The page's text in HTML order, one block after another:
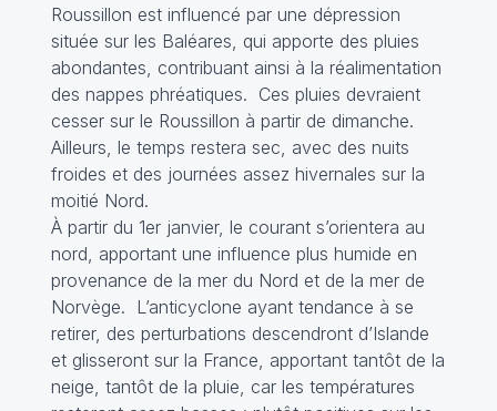
Roussillon est influencé par une dépression
située sur les Baléares, qui apporte des pluies
abondantes, contribuant ainsi à la réalimentation
des nappes phréatiques. Ces pluies devraient
cesser sur le Roussillon à partir de dimanche.
Ailleurs, le temps restera sec, avec des nuits
froides et des journées assez hivernales sur la
moitié Nord.
À partir du 1er janvier, le courant s’orientera au
nord, apportant une influence plus humide en
provenance de la mer du Nord et de la mer de
Norvège. L’anticyclone ayant tendance à se
retirer, des perturbations descendront d’Islande
et glisseront sur la France, apportant tantôt de la
neige, tantôt de la pluie, car les températures